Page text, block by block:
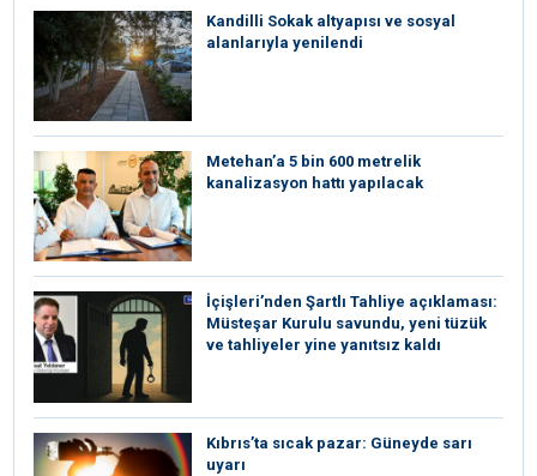
Kandilli Sokak altyapısı ve sosyal
alanlarıyla yenilendi
Metehan’a 5 bin 600 metrelik
kanalizasyon hattı yapılacak
İçişleri’nden Şartlı Tahliye açıklaması:
Müsteşar Kurulu savundu, yeni tüzük
ve tahliyeler yine yanıtsız kaldı
Kıbrıs’ta sıcak pazar: Güneyde sarı
uyarı